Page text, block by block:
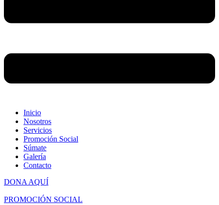
Inicio
Nosotros
Servicios
Promoción Social
Súmate
Galería
Contacto
DONA AQUÍ
PROMOCIÓN SOCIAL